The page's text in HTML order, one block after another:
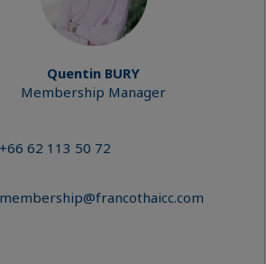
Quentin BURY
Membership Manager
+66 62 113 50 72
membership@francothaicc.com